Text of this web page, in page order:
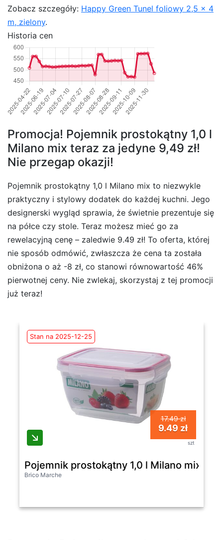
Zobacz szczegóły: Happy Green Tunel foliowy 2,5 x 4
m, zielony.
Historia cen
Promocja! Pojemnik prostokątny 1,0 l
Milano mix teraz za jedyne 9,49 zł!
Nie przegap okazji!
Pojemnik prostokątny 1,0 l Milano mix to niezwykle
praktyczny i stylowy dodatek do każdej kuchni. Jego
designerski wygląd sprawia, że świetnie prezentuje się
na półce czy stole. Teraz możesz mieć go za
rewelacyjną cenę – zaledwie 9.49 zł! To oferta, której
nie sposób odmówić, zwłaszcza że cena ta została
obniżona o aż -8 zł, co stanowi równowartość 46%
pierwotnej ceny. Nie zwlekaj, skorzystaj z tej promocji
już teraz!
Stan na 2025-12-25
17.49 zł
9.49 zł
szt
Pojemnik prostokątny 1,0 l Milano mix
Brico Marche